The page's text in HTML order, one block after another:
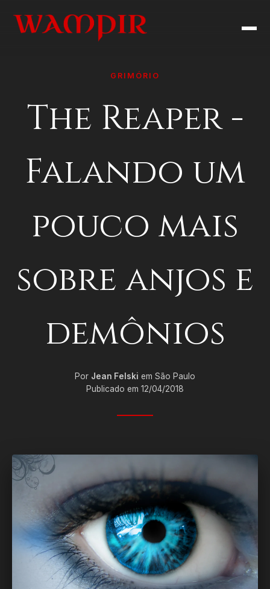
GRIMÓRIO
The Reaper -
Falando um
pouco mais
sobre anjos e
demônios
Por Jean Felski em São Paulo
Publicado em 12/04/2018